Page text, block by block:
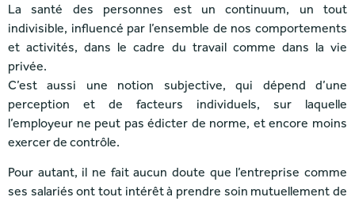
La santé des personnes est un continuum, un tout
indivisible, influencé par l’ensemble de nos comportements
et activités, dans le cadre du travail comme dans la vie
privée.
C’est aussi une notion subjective, qui dépend d’une
perception et de facteurs individuels, sur laquelle
l’employeur ne peut pas édicter de norme, et encore moins
exercer de contrôle.
Pour autant, il ne fait aucun doute que l’entreprise comme
ses salariés ont tout intérêt à prendre soin mutuellement de